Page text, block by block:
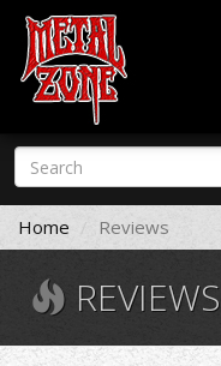
Skip
main
content
Search
form
Search
Home Reviews
REVIEWS